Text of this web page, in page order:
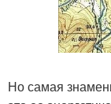
Но самая